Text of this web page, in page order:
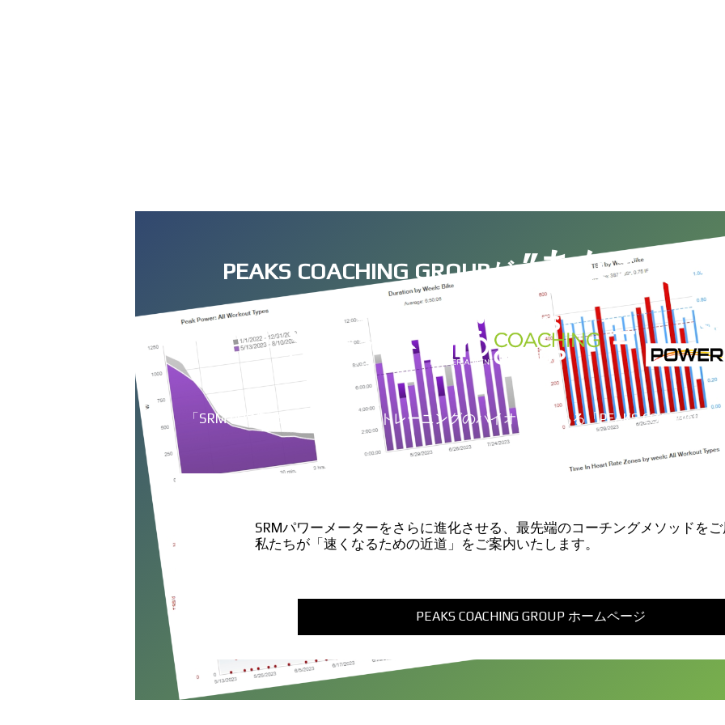
PEAKS COACHING GROUPが ”あなたを
「SRM POWER SHOP」はパワートレーニングのパイオニアである「PEAKS COACHING
SRMパワーメーターをさらに進化させる、最先端のコーチングメソッドを
私たちが「速くなるための近道」をご案内いたします。
PEAKS COACHING GROUP ホームページ